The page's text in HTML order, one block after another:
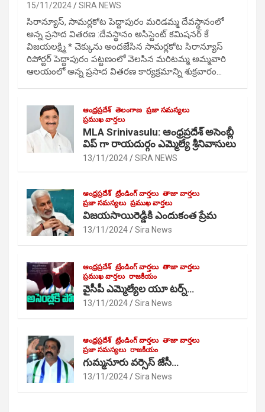
15/11/2024 SIRA NEWS
సిరాన్యూస్, సామర్లకోట పెద్దాపురం మరిడమ్మ దేవస్థానంలో
అన్న ప్రసాద వితరణ :దేవస్థానం అసిస్టెంట్ కమిషనర్ కే
విజయలక్ష్మి * చెక్కును అందజేసిన సామర్లకోట సిరాన్యూస్
రిపోర్టర్ పెద్దాపురం పట్టణంలో వెలసిన మరిటమ్మ అమ్మవారి
ఆలయంలో అన్న ప్రసాద వితరణ కార్యక్రమాన్ని శుక్రవారం…
ఆంధ్రప్రదేశ్ తెలంగాణ ప్రజా సమస్యలు
ప్రముఖ వార్తలు
MLA Srinivasulu: ఆంధ్రప్రదేశ్ అసెంబ్లీ
విప్ గా రాయదుర్గం ఎమ్మెల్యే శ్రీనివాసులు
13/11/2024 SIRA NEWS
ఆంధ్రప్రదేశ్ ట్రేండింగ్ వార్తలు తాజా వార్తలు
ప్రజా సమస్యలు ప్రముఖ వార్తలు
విజయసాయిరెడ్డికి ఎందుకంత ప్రేమ
13/11/2024 Sira News
ఆంధ్రప్రదేశ్ ట్రేండింగ్ వార్తలు తాజా వార్తలు
ప్రముఖ వార్తలు రాజకీయం
వైసీపీ ఎమ్మెల్యేల యూ టర్న్…
13/11/2024 Sira News
ఆంధ్రప్రదేశ్ ట్రేండింగ్ వార్తలు తాజా వార్తలు
ప్రజా సమస్యలు రాజకీయం
గుమ్మనూరు వర్సెస్ జేసీ…
13/11/2024 Sira News